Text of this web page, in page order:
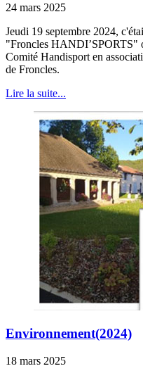
24 mars 2025
Jeudi 19 septembre 2024,
"Froncles HANDI’SPORTS"
Comité Handisport en
de Froncles.
Lire la suite...
Environnement(2024)
18 mars 2025